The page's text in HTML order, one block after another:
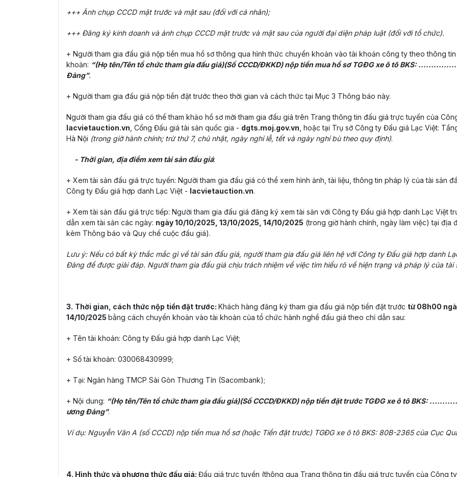
+++ Ảnh chụp CCCD mặt trước và mặt sau (đối với cá nhân);
+++ Đăng ký kinh doanh và ảnh chụp CCCD mặt trước và mặt sau của người đại diện pháp luật (đối với tổ chức).
+ Người tham gia đấu giá nộp tiền mua hồ sơ thông qua hình thức chuyển khoản vào tài khoản công ty theo thông
khoản: “(Họ tên/Tên tổ chức tham gia đấu giá)(Số CCCD/ĐKKD) nộp tiền mua hồ sơ TGĐG xe ô tô BKS:
Đảng”.
+ Người tham gia đấu giá nộp tiền đặt trước theo thời gian và cách thức tại Mục 3 Thông báo này.
Người tham gia đấu giá có thể tham khảo hồ sơ mời tham gia đấu giá trên Trang thông tin đấu giá trực tuyến của
lacvietauction.vn , Cổng Đấu giá tài sản quốc gia - dgts.moj.gov.vn , hoặc tại Trụ sở Công ty Đấu giá Lạc Việt:
Hà Nội (trong giờ hành chính; trừ thứ 7, chủ nhật, ngày nghỉ lễ, tết và ngày nghỉ bù theo quy định).
- Thời gian, địa điểm xem tài sản đấu giá:
+ Xem tài sản đấu giá trực tuyến: Người tham gia đấu giá có thể xem hình ảnh, tài liệu, thông tin pháp lý của tài sản
Công ty Đấu giá hợp danh Lạc Việt - lacvietauction.vn.
+ Xem tài sản đấu giá trực tiếp: Người tham gia đấu giá đăng ký xem tài sản với Công ty Đấu giá hợp danh Lạc Việt
dẫn xem tài sản các ngày: ngày 10/10/2025, 13/10/2025, 14/10/2025 (trong giờ hành chính, ngày làm việc) tại địa
kèm Thông báo và Quy chế cuộc đấu giá).
Lưu ý: Nếu có bất kỳ thắc mắc gì về tài sản đấu giá, người tham gia đấu giá liên hệ với Công ty Đấu giá hợp danh
Đảng để được giải đáp. Người tham gia đấu giá chịu trách nhiệm về việc tìm hiểu rõ về hiện trạng và pháp lý của
3. Thời gian, cách thức nộp tiền đặt trước: Khách hàng đăng ký tham gia đấu giá nộp tiền đặt trước từ 08h00
14/10/2025 bằng cách chuyển khoản vào tài khoản của tổ chức hành nghề đấu giá theo chỉ dẫn sau:
+ Tên tài khoản: Công ty Đấu giá hợp danh Lạc Việt;
+ Số tài khoản: 030068430999;
+ Tại: Ngân hàng TMCP Sài Gòn Thương Tín (Sacombank);
+ Nội dung: “(Họ tên/Tên tổ chức tham gia đấu giá)(Số CCCD/ĐKKD) nộp tiền đặt trước TGĐG xe ô tô BKS:
ương Đảng”.
Ví dụ: Nguyễn Văn A (số CCCD) nộp tiền mua hồ sơ (hoặc Tiền đặt trước) TGĐG xe ô tô BKS: 80B-2365 của Cục
4. Hình thức và phương thức đấu giá: Đấu giá trực tuyến (thông qua Trang thông tin đấu giá trực tuyến của Công